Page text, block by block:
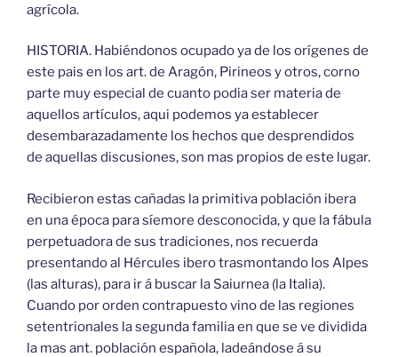
agrícola.
HISTORIA. Habiéndonos ocupado ya de los orígenes de
este pais en los art. de Aragón, Pirineos y otros, corno
parte muy especial de cuanto podia ser materia de
aquellos artículos, aqui podemos ya establecer
desembarazadamente los hechos que desprendidos
de aquellas discusiones, son mas propios de este lugar.
Recibieron estas cañadas la primitiva población ibera
en una época para síemore desconocida, y que la fábula
perpetuadora de sus tradiciones, nos recuerda
presentando al Hércules ibero trasmontando los Alpes
(las alturas), para ir á buscar la Saiurnea (la Italia).
Cuando por orden contrapuesto vino de las regiones
setentrionales la segunda familia en que se ve dividida
la mas ant. población española, ladeándose á su